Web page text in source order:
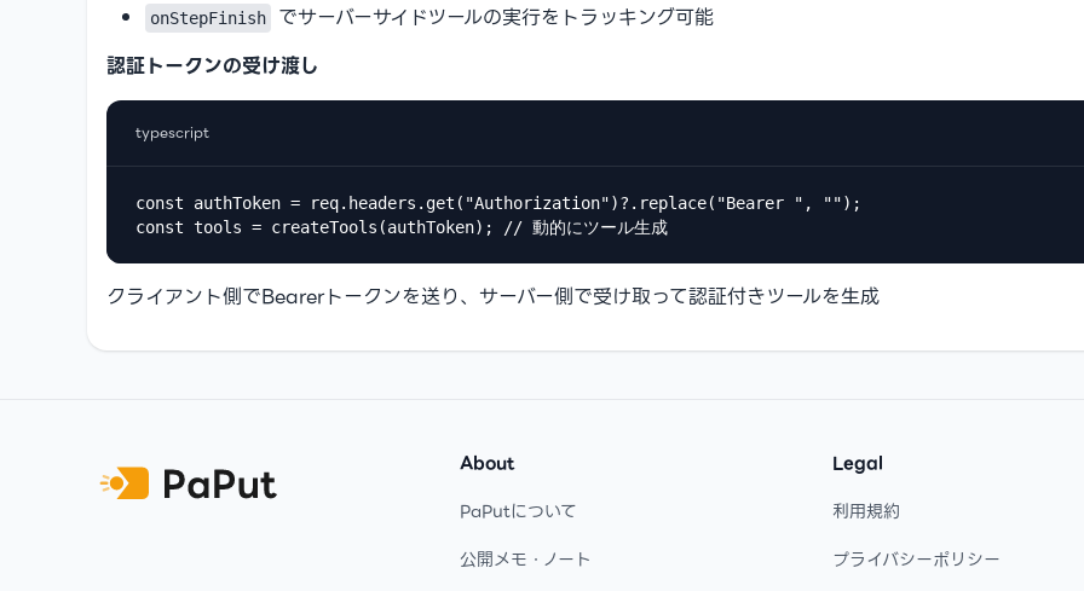
onStepFinish
でサーバーサイドツールの実行をトラッキング可能
認証トークンの受け渡し
typescript
const authToken = req.headers.get("Authorization")?.replace("Bearer ", "");
const tools = createTools(authToken); // 動的にツール生成
クライアント側でBearerトークンを送り、サーバー側で受け取って認証付きツールを生成
About
PaPutについて
公開メモ・ノート
Legal
利用規約
プライバシーポリシー